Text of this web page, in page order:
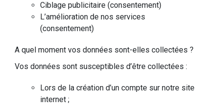
Ciblage publicitaire (consentement)
L’amélioration de nos services
(consentement)
A quel moment vos données sont-elles collectées ?
Vos données sont susceptibles d’être collectées :
Lors de la création d’un compte sur notre site
internet ;